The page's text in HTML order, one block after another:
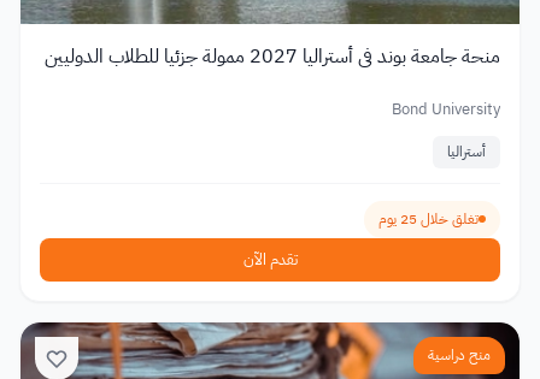
منحة جامعة بوند في أستراليا 2027 ممولة جزئيا للطلاب الدوليين
Bond University
أستراليا
تغلق خلال 25 يوم
تقدم الآن
منح دراسية